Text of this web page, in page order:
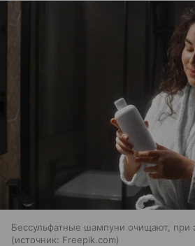
Бессульфатные шампуни очищают, при
источник: Freepik.com